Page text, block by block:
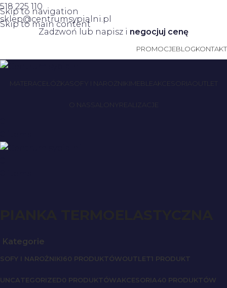
Skip to navigation
Skip to main content
518 225 110
sklep@centrumsypialni.pl
Zadzwoń lub napisz i negocjuj cenę
PROMOCJEBLOGKONTAKT
MATERACE ŁÓŻKA SOFY I NAROŻNIKI AKCESORIA OUTLET
O NAS SALONY REALIZACJE
Kategorie
SOFY I NAROŻNIKI60 PRODUKTÓWOUTLET1 PRODUKT
UNCATEGORIZED0 PRODUKTÓWAKCESORIA40 PRODUKTÓW